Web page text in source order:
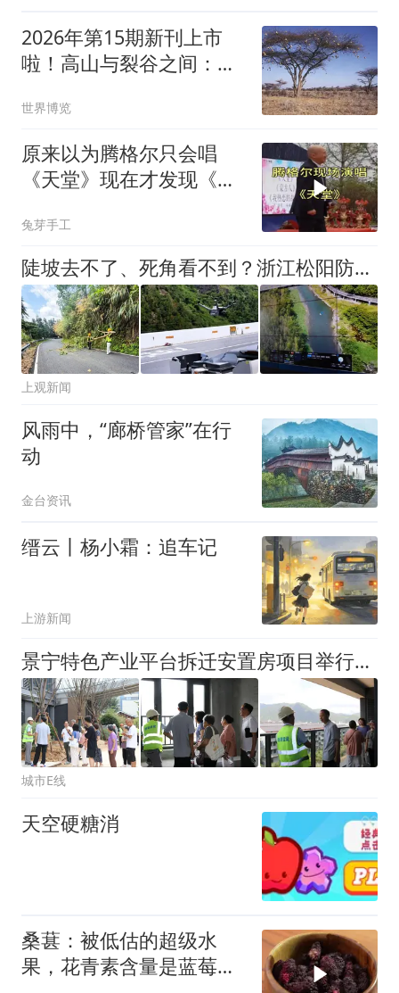
2026年第15期新刊上市
啦！高山与裂谷之间：埃
世界博览
原来以为腾格尔只会唱
《天堂》现在才发现《天
兔芽手工
陡坡去不了、死角看不到？浙江松阳防台升级，空中“巡检员”无人机正式上岗
上观新闻
风雨中，“廊桥管家”在行
动
金台资讯
缙云丨杨小霜：追车记
上游新闻
景宁特色产业平台拆迁安置房项目举行业主开放日活动
城市E线
天空硬糖消
桑葚：被低估的超级水
果，花青素含量是蓝莓的